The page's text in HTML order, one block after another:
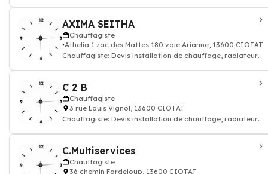
AXIMA SEITHA
Chauffagiste
Athelia 1 zac des Mattes 180 voie Arianne, 13600 CIOTAT
Chauffagiste: Devis installation de chauffage, radiateur
C 2 B
Chauffagiste
3 rue Louis Vignol, 13600 CIOTAT
Chauffagiste: Devis installation de chauffage, radiateur
C.Multiservices
Chauffagiste
36 chemin Fardeloup, 13600 CIOTAT